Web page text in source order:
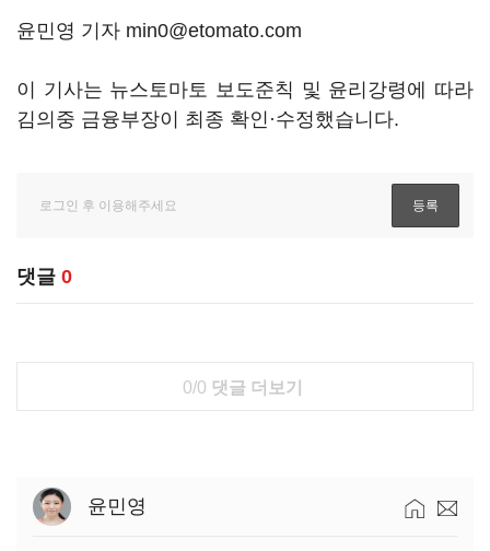
윤민영 기자 min0@etomato.com
이 기사는 뉴스토마토 보도준칙 및 윤리강령에 따라
김의중 금융부장이 최종 확인·수정했습니다.
댓글 0
0/0 댓글 더보기
윤민영